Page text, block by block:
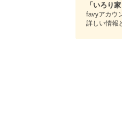
「いろり
favyアカウ
詳しい情報